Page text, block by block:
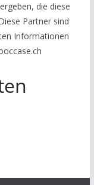
die diese
Partner sind
Informationen